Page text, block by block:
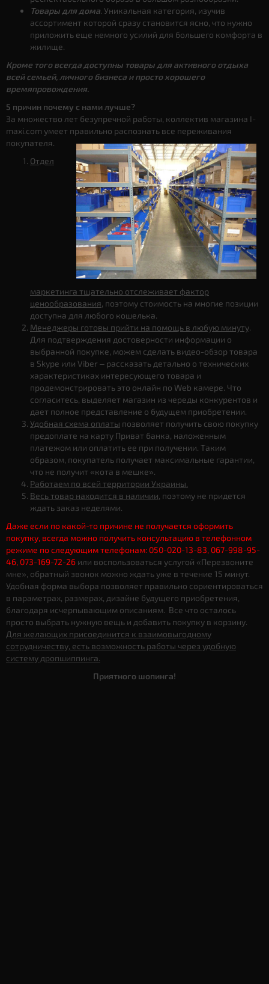
Товары для дома. Уникальная категория, изучив
ассортимент которой сразу становится ясно, что нужно
приложить еще немного усилий для большего комфорта в
жилище.
Кроме того всегда доступны товары для активного отдыха
всей семьей, личного бизнеса и просто хорошего
времяпровождения.
5 причин почему с нами лучше?
За множество лет безупречной работы, коллектив магазина I-
maxi.com умеет правильно распознать все переживания
покупателя.
Отдел
маркетинга тщательно отслеживает фактор
ценообразования, поэтому стоимость на многие позиции
доступна для любого кошелька.
Менеджеры готовы прийти на помощь в любую минуту.
Для подтверждения достоверности информации о
выбранной покупке, можем сделать видео-обзор товара
в Skype или Viber – рассказать детально о технических
характеристиках интересующего товара и
продемонстрировать это онлайн по Web камере. Что
согласитесь, выделяет магазин из череды конкурентов и
дает полное представление о будущем приобретении.
Удобная схема оплаты позволяет получить свою покупку
предоплате на карту Приват банка, наложенным
платежом или оплатить ее при получении. Таким
образом, покупатель получает максимальные гарантии,
что не получит «кота в мешке».
Работаем по всей территории Украины.
Весь товар находится в наличии, поэтому не придется
ждать заказ неделями.
Даже если по какой-то причине не получается оформить
покупку, всегда можно получить консультацию в телефонном
режиме по следующим телефонам: 050-020-13-83, 067-998-95-
46, 073-169-72-26 или воспользоваться услугой «Перезвоните
мне», обратный звонок можно ждать уже в течение 15 минут.
Удобная форма выбора позволяет правильно сориентироваться
в параметрах, размерах, дизайне будущего приобретения,
благодаря исчерпывающим описаниям. Все что осталось
просто выбрать нужную вещь и добавить покупку в корзину.
Для желающих присоединится к взаимовыгодному
сотрудничеству, есть возможность работы через удобную
систему дропшиппинга.
Приятного шопинга!